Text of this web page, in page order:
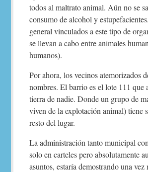
todos al maltrato animal. Aún no se
consumo de alcohol y
general vinculados a este tipo de
se llevan a cabo entre animales
humanos).
Por ahora, los vecinos atemorizados
nombres. El barrio es el lote 111 que
tierra de nadie. Donde un grupo de
viven de la explotación animal) tiene
resto del lugar.
La administración tanto municipal
solo en carteles pero absolutamente
asuntos, estaría demostrando una vez